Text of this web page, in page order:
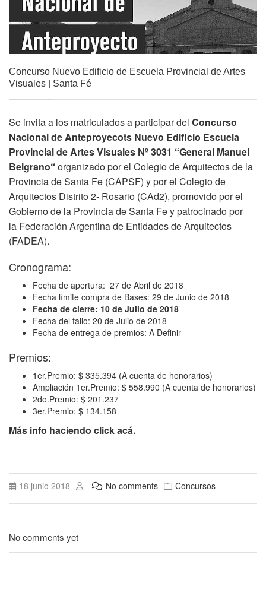
Concurso Nuevo Edificio de Escuela Provincial de Artes
Visuales | Santa Fé
Se invita a los matriculados a participar del Concurso
Nacional de Anteproyecots Nuevo Edificio Escuela
Provincial de Artes Visuales Nº 3031 “General Manuel
Belgrano“ organizado por el Colegio de Arquitectos de la
Provincia de Santa Fe (CAPSF) y por el Colegio de
Arquitectos Distrito 2- Rosario (CAd2), promovido por el
Gobierno de la Provincia de Santa Fe y patrocinado por
la Federación Argentina de Entidades de Arquitectos
(FADEA).
Cronograma:
Fecha de apertura: 27 de Abril de 2018
Fecha límite compra de Bases: 29 de Junio de 2018
Fecha de cierre: 10 de Julio de 2018
Fecha del fallo: 20 de Julio de 2018
Fecha de entrega de premios: A Definir
Premios:
1er.Premio: $ 335.394 (A cuenta de honorarios)
Ampliación 1er.Premio: $ 558.990 (A cuenta de honorarios)
2do.Premio: $ 201.237
3er.Premio: $ 134.158
Más info haciendo click acá.
18 junio 2018 No comments Concursos
No comments yet